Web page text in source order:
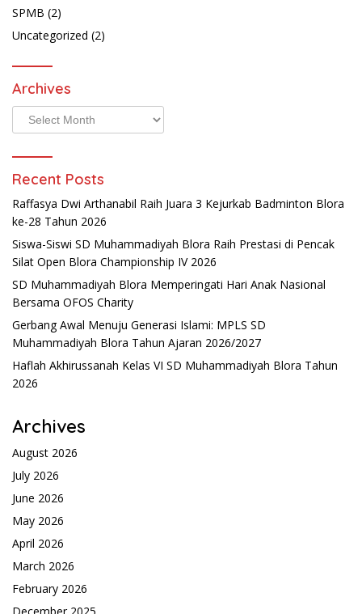
SPMB (2)
Uncategorized (2)
Archives
Archives
Recent Posts
Raffasya Dwi Arthanabil Raih Juara 3 Kejurkab Badminton Blora
ke-28 Tahun 2026
Siswa-Siswi SD Muhammadiyah Blora Raih Prestasi di Pencak
Silat Open Blora Championship IV 2026
SD Muhammadiyah Blora Memperingati Hari Anak Nasional
Bersama OFOS Charity
Gerbang Awal Menuju Generasi Islami: MPLS SD
Muhammadiyah Blora Tahun Ajaran 2026/2027
Haflah Akhirussanah Kelas VI SD Muhammadiyah Blora Tahun
2026
Archives
August 2026
July 2026
June 2026
May 2026
April 2026
March 2026
February 2026